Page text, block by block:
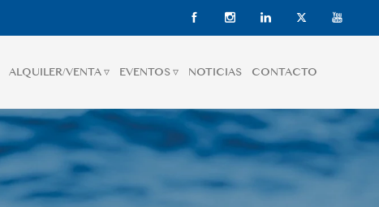
ALQUILER/VENTA ▿ EVENTOS ▿ NOTICIAS CONTACTO